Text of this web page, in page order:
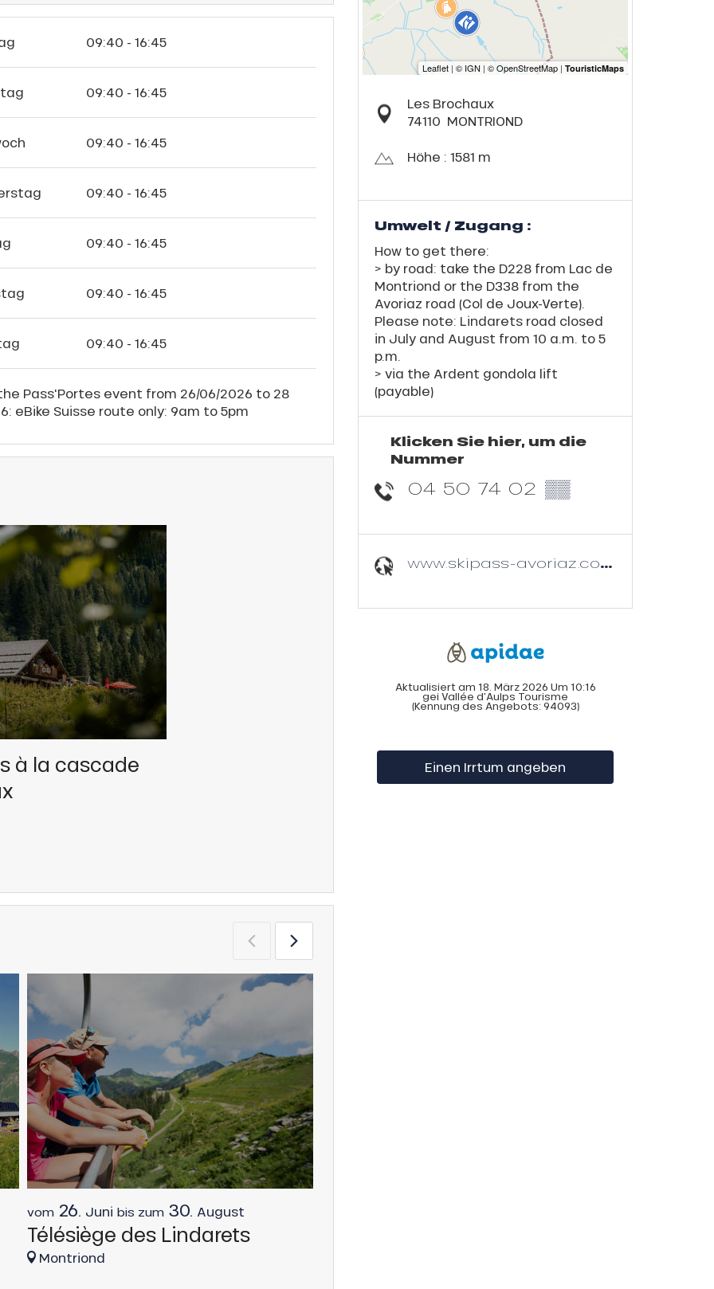
09:40 - 16:45
09:40 - 16:45
09:40 - 16:45
09:40 - 16:45
09:40 - 16:45
09:40 - 16:45
09:40 - 16:45
Pass'Portes event from 26/06/2026 to 28
eBike Suisse route only: 9am to 5pm
à la cascade
vom 26. Juni bis zum 30. August
Télésiège des Lindarets
Montriond
Les Brochaux
74110 MONTRIOND
Höhe : 1581 m
Umwelt / Zugang :
How to get there:
> by road: take the D228 from Lac de
Montriond or the D338 from the
Avoriaz road (Col de Joux-Verte).
Please note: Lindarets road closed
in July and August from 10 a.m. to 5
p.m.
> via the Ardent gondola lift
(payable)
Klicken Sie hier, um die
Nummer
04 50 74 02 ▒▒
www.skipass-avoriaz.com
Aktualisiert am 18. März 2026 Um 10:16
gei Vallée d'Aulps Tourisme
(Kennung des Angebots: 94093)
Einen Irrtum angeben